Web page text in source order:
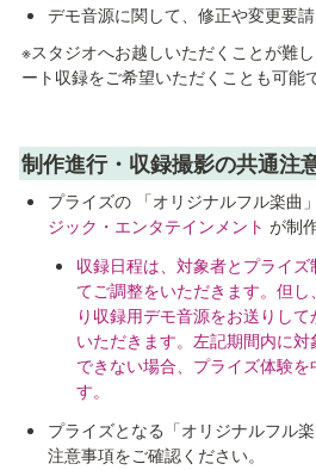
デモ音源に関して、修正や変更要請
※スタジオへお越しいただくことが難
ート収録をご希望いただくことも可能で
制作進行・収録撮影の共通注
プライズの 「オリジナルフル楽曲
ジック・エンタテインメント が制
収録日程は、対象者とプライ
てご調整をいただきます。但
り収録用デモ音源をお送りし
いただきます。左記期間内に
できない場合、プライズ体験
す。
プライズとなる「オリジナルフル
注意事項をご確認ください。